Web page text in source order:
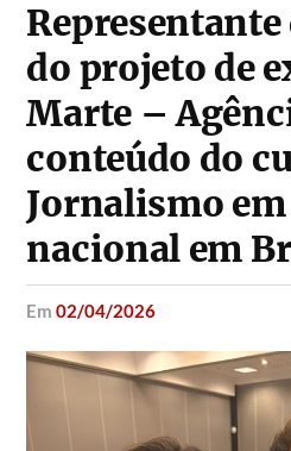
Representante
do projeto de
Marte –
conteúdo do
Jornalismo
nacional em
em02/04/2026